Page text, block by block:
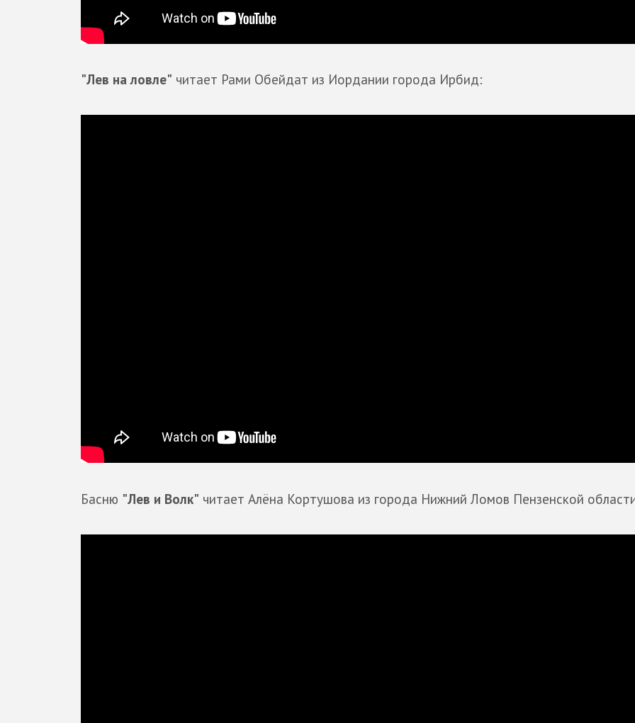
"Лев на ловле" читает Рами Обейдат из Иордании города Ирбид:
Басню "Лев и Волк" читает Алёна Кортушова из города Нижний Ломов Пензенской